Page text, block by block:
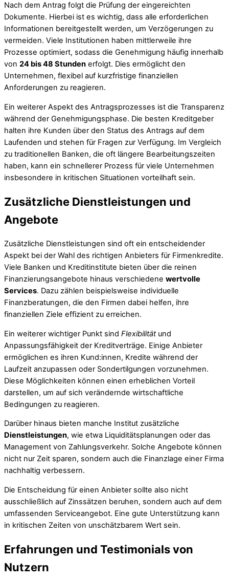
Nach dem Antrag folgt die Prüfung der eingereichten
Dokumente. Hierbei ist es wichtig, dass alle erforderlichen
Informationen bereitgestellt werden, um Verzögerungen zu
vermeiden. Viele Institutionen haben mittlerweile ihre
Prozesse optimiert, sodass die Genehmigung häufig innerhalb
von 24 bis 48 Stunden erfolgt. Dies ermöglicht den
Unternehmen, flexibel auf kurzfristige finanziellen
Anforderungen zu reagieren.
Ein weiterer Aspekt des Antragsprozesses ist die Transparenz
während der Genehmigungsphase. Die besten Kreditgeber
halten ihre Kunden über den Status des Antrags auf dem
Laufenden und stehen für Fragen zur Verfügung. Im Vergleich
zu traditionellen Banken, die oft längere Bearbeitungszeiten
haben, kann ein schnellerer Prozess für viele Unternehmen
insbesondere in kritischen Situationen vorteilhaft sein.
Zusätzliche Dienstleistungen und
Angebote
Zusätzliche Dienstleistungen sind oft ein entscheidender
Aspekt bei der Wahl des richtigen Anbieters für Firmenkredite.
Viele Banken und Kreditinstitute bieten über die reinen
Finanzierungsangebote hinaus verschiedene wertvolle
Services. Dazu zählen beispielsweise individuelle
Finanzberatungen, die den Firmen dabei helfen, ihre
finanziellen Ziele effizient zu erreichen.
Ein weiterer wichtiger Punkt sind Flexibilitätund
Anpassungsfähigkeit der Kreditverträge. Einige Anbieter
ermöglichen es ihren Kund:innen, Kredite während der
Laufzeit anzupassen oder Sondertilgungen vorzunehmen.
Diese Möglichkeiten können einen erheblichen Vorteil
darstellen, um auf sich verändernde wirtschaftliche
Bedingungen zu reagieren.
Darüber hinaus bieten manche Institut zusätzliche
Dienstleistungen, wie etwa Liquiditätsplanungen oder das
Management von Zahlungsverkehr. Solche Angebote können
nicht nur Zeit sparen, sondern auch die Finanzlage einer Firma
nachhaltig verbessern.
Die Entscheidung für einen Anbieter sollte also nicht
ausschließlich auf Zinssätzen beruhen, sondern auch auf dem
umfassenden Serviceangebot. Eine gute Unterstützung kann
in kritischen Zeiten von unschätzbarem Wert sein.
Erfahrungen und Testimonials von
Nutzern